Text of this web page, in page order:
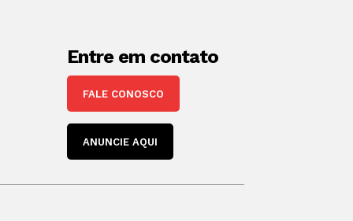
Entre em contato
FALE CONOSCO
ANUNCIE AQUI